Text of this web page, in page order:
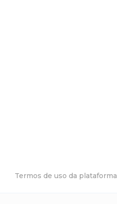
Termos de uso da plataforma